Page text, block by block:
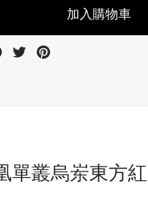
購買此產品可獲得積分：
加入購物車
Facebook
Twitter
單叢烏岽東方紅